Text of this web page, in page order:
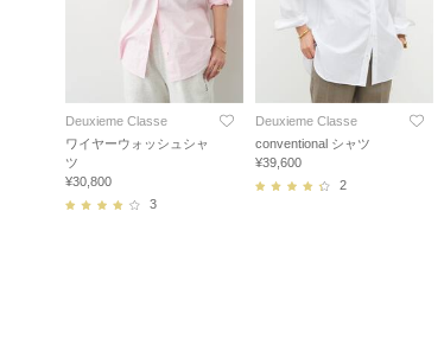
Deuxieme Classe
ワイヤーウォッシュシャ
ツ
¥30,800
3
Deuxieme Classe
conventional シャツ
¥39,600
2